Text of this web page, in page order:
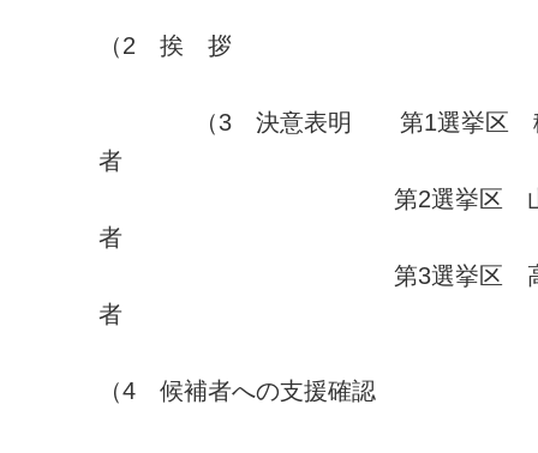
（2 挨 拶
（3 決意表明 第1選挙区 稲
者
第2選挙区 山本
者
第3選挙区 高木
者
（4 候補者への支援確認